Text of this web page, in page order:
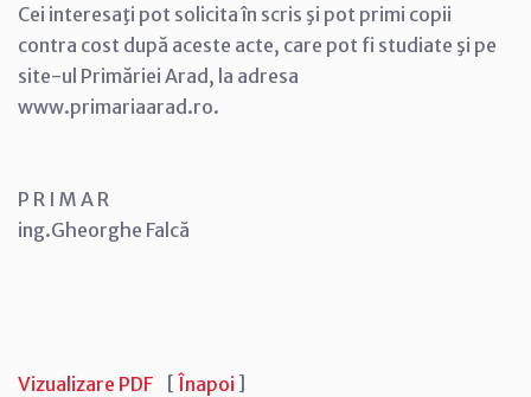
Cei interesaţi pot solicita în scris şi pot primi copii
contra cost după aceste acte, care pot fi studiate şi pe
site-ul Primăriei Arad, la adresa
www.primariaarad.ro.
P R I M A R
ing.Gheorghe Falcă
Vizualizare PDF [ Înapoi ]